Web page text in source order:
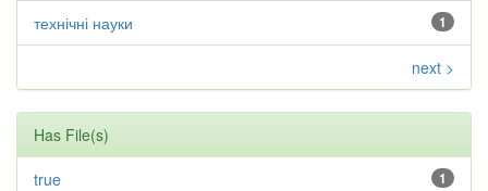
1
технічні науки
next >
Has File(s)
1
true